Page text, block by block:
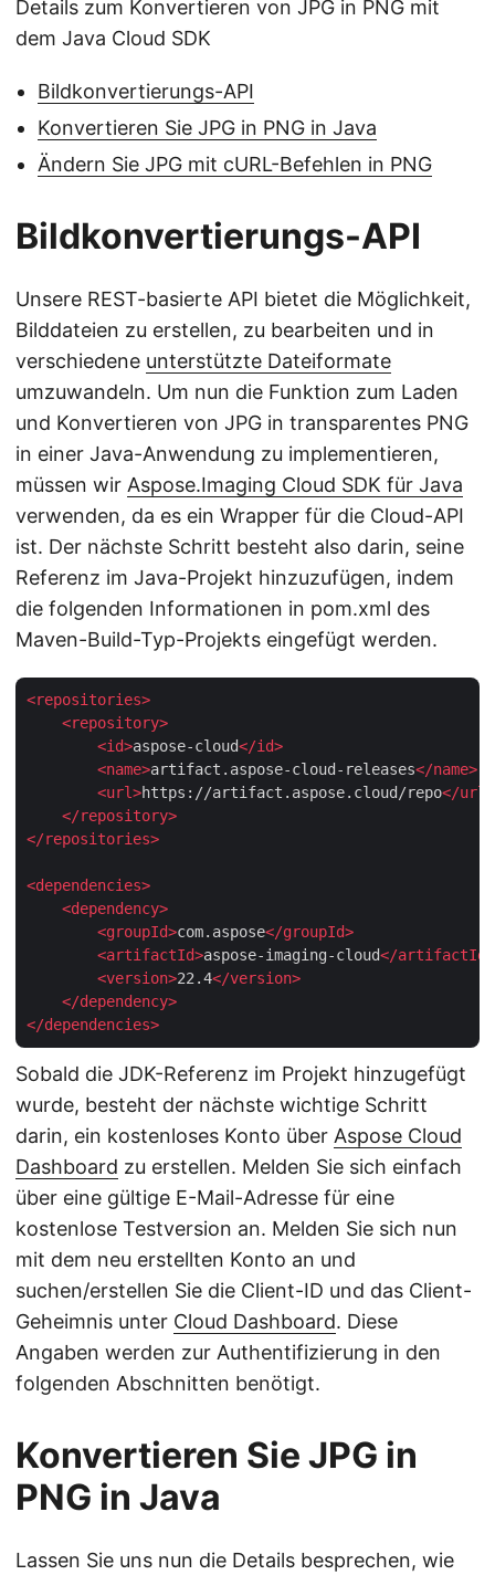
Details zum Konvertieren von JPG in PNG mit
dem Java Cloud SDK
Bildkonvertierungs-API
Konvertieren Sie JPG in PNG in Java
Ändern Sie JPG mit cURL-Befehlen in PNG
Bildkonvertierungs-API
Unsere REST-basierte API bietet die Möglichkeit,
Bilddateien zu erstellen, zu bearbeiten und in
verschiedene unterstützte Dateiformate
umzuwandeln. Um nun die Funktion zum Laden
und Konvertieren von JPG in transparentes PNG
in einer Java-Anwendung zu implementieren,
müssen wir Aspose.Imaging Cloud SDK für Java
verwenden, da es ein Wrapper für die Cloud-API
ist. Der nächste Schritt besteht also darin, seine
Referenz im Java-Projekt hinzuzufügen, indem
die folgenden Informationen in pom.xml des
Maven-Build-Typ-Projekts eingefügt werden.
<repositories>
<repository>
<id>aspose-cloud</id>
<name>artifact.aspose-cloud-releases</name>
<url>https://artifact.aspose.cloud/repo</url
</repository>
</repositories>
<dependencies>
<dependency>
<groupId>com.aspose</groupId>
<artifactId>aspose-imaging-cloud</artifactId
<version>22.4</version>
</dependency>
</dependencies>
Sobald die JDK-Referenz im Projekt hinzugefügt
wurde, besteht der nächste wichtige Schritt
darin, ein kostenloses Konto über Aspose Cloud
Dashboard zu erstellen. Melden Sie sich einfach
über eine gültige E-Mail-Adresse für eine
kostenlose Testversion an. Melden Sie sich nun
mit dem neu erstellten Konto an und
suchen/erstellen Sie die Client-ID und das Client-
Geheimnis unter Cloud Dashboard. Diese
Angaben werden zur Authentifizierung in den
folgenden Abschnitten benötigt.
Konvertieren Sie JPG in
PNG in Java
Lassen Sie uns nun die Details besprechen, wie